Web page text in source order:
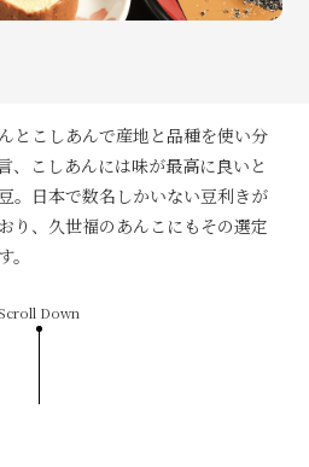
とこしあんで産地と品種を使い分
、こしあんには味が最高に良いと
。日本で数名しかいない豆利きが
り、久世福のあんこにもその選定
Scroll Down